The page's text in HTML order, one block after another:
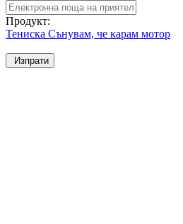
Продукт:
Тениска Сънувам, че карам мотор
Изпрати